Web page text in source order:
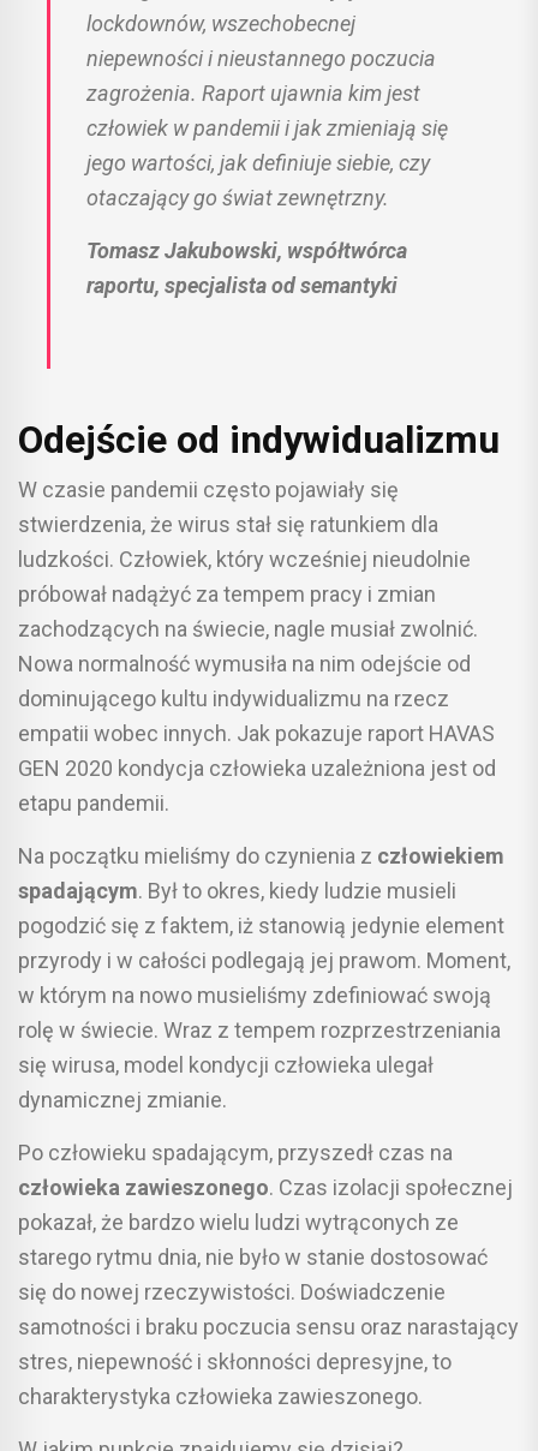
lockdownów, wszechobecnej
niepewności i nieustannego poczucia
zagrożenia. Raport ujawnia kim jest
człowiek w pandemii i jak zmieniają się
jego wartości, jak definiuje siebie, czy
otaczający go świat zewnętrzny.
Tomasz Jakubowski, współtwórca
raportu, specjalista od semantyki
Odejście od indywidualizmu
W czasie pandemii często pojawiały się
stwierdzenia, że wirus stał się ratunkiem dla
ludzkości. Człowiek, który wcześniej nieudolnie
próbował nadążyć za tempem pracy i zmian
zachodzących na świecie, nagle musiał zwolnić.
Nowa normalność wymusiła na nim odejście od
dominującego kultu indywidualizmu na rzecz
empatii wobec innych. Jak pokazuje raport HAVAS
GEN 2020 kondycja człowieka uzależniona jest od
etapu pandemii.
Na początku mieliśmy do czynienia z człowiekiem
spadającym. Był to okres, kiedy ludzie musieli
pogodzić się z faktem, iż stanowią jedynie element
przyrody i w całości podlegają jej prawom. Moment,
w którym na nowo musieliśmy zdefiniować swoją
rolę w świecie. Wraz z tempem rozprzestrzeniania
się wirusa, model kondycji człowieka ulegał
dynamicznej zmianie.
Po człowieku spadającym, przyszedł czas na
człowieka zawieszonego. Czas izolacji społecznej
pokazał, że bardzo wielu ludzi wytrąconych ze
starego rytmu dnia, nie było w stanie dostosować
się do nowej rzeczywistości. Doświadczenie
samotności i braku poczucia sensu oraz narastający
stres, niepewność i skłonności depresyjne, to
charakterystyka człowieka zawieszonego.